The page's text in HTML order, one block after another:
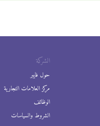
الشركة
حول فايبر
مركز العلامات التجارية
الوظائف
الشروط والسياسات